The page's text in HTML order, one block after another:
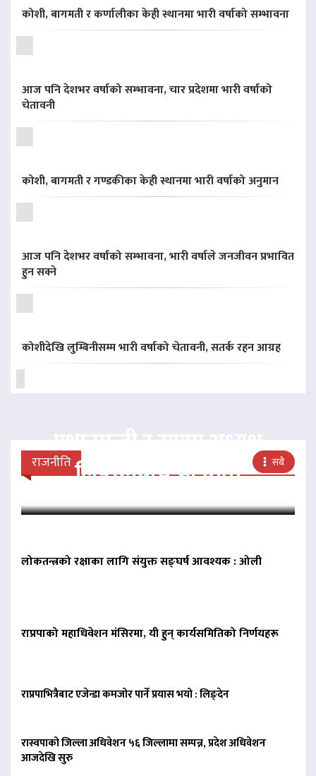
कोशी, बागमती र कर्णालीका केही स्थानमा भारी वर्षाको सम्भावना
आज पनि देशभर वर्षाको सम्भावना, चार प्रदेशमा भारी वर्षाको
चेतावनी
कोशी, बागमती र गण्डकीका केही स्थानमा भारी वर्षाको अनुमान
आज पनि देशभर वर्षाको सम्भावना, भारी वर्षाले जनजीवन प्रभावित
हुन सक्ने
कोशीदेखि लुम्बिनीसम्म भारी वर्षाको चेतावनी, सतर्क रहन आग्रह
राजनीति सबै
प्रधानमन्त्री र राप्रपा अध्यक्ष
लिङदेनबीच भेटवार्ता
लोकतन्त्रको रक्षाका लागि संयुक्त सङ्घर्ष आवश्यक : ओली
राप्रपाको महाधिवेशन मंसिरमा, यी हुन् कार्यसमितिको निर्णयहरू
राप्रपाभित्रैबाट एजेन्डा कमजोर पार्ने प्रयास भयो : लिङ्देन
रास्वपाको जिल्ला अधिवेशन ५६ जिल्लामा सम्पन्न, प्रदेश अधिवेशन
आजदेखि सुरु